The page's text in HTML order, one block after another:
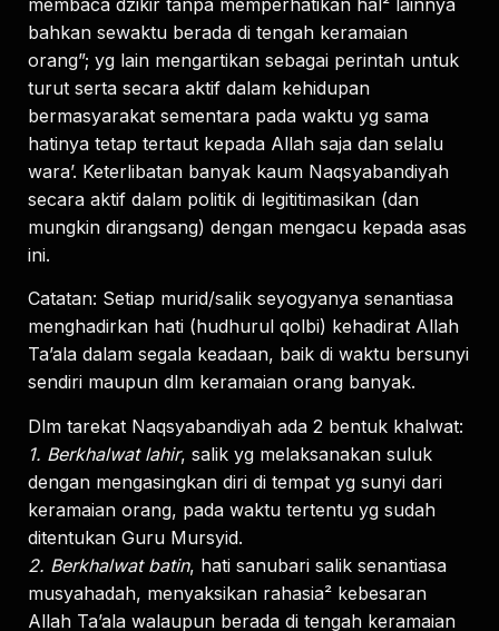
membaca dzikir tanpa memperhatikan hal² lainnya
bahkan sewaktu berada di tengah keramaian
orang”; yg lain mengartikan sebagai perintah untuk
turut serta secara aktif dalam kehidupan
bermasyarakat sementara pada waktu yg sama
hatinya tetap tertaut kepada Allah saja dan selalu
wara’. Keterlibatan banyak kaum Naqsyabandiyah
secara aktif dalam politik di legititimasikan (dan
mungkin dirangsang) dengan mengacu kepada asas
ini.
Catatan: Setiap murid/salik seyogyanya senantiasa
menghadirkan hati (hudhurul qolbi) kehadirat Allah
Ta’ala dalam segala keadaan, baik di waktu bersunyi
sendiri maupun dlm keramaian orang banyak.
Dlm tarekat Naqsyabandiyah ada 2 bentuk khalwat:
1. Berkhalwat lahir, salik yg melaksanakan suluk
dengan mengasingkan diri di tempat yg sunyi dari
keramaian orang, pada waktu tertentu yg sudah
ditentukan Guru Mursyid.
2. Berkhalwat batin, hati sanubari salik senantiasa
musyahadah, menyaksikan rahasia² kebesaran
Allah Ta’ala walaupun berada di tengah keramaian